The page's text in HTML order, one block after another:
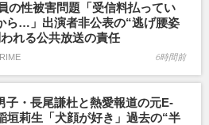
の性被害問題「受信料払ってい
ら…」出演者非公表の“逃げ腰姿
れる公共放送の責任
6時間前
子・長尾謙杜と熱愛報道の元E-
垣莉生「犬顔が好き」過去の“半